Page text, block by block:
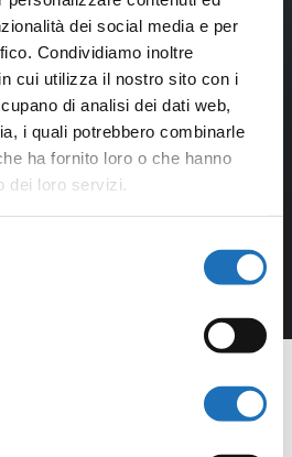
dei social media e per
Condividiamo inoltre
cui utilizza il nostro sito con i
di analisi dei dati web,
i quali potrebbero combinarle
ha fornito loro o che hanno
dei loro servizi.